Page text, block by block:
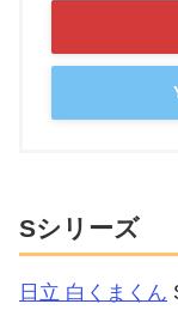
Sシリーズ
日立 白くまくん